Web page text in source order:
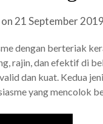
21 September 2019
dengan berteriak
rajin, dan efektif di
dan kuat. Kedua
yang mencolok